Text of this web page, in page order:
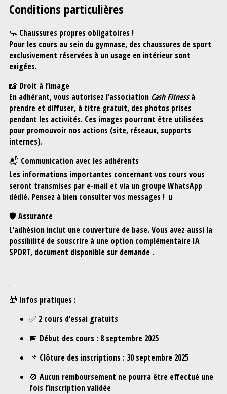
Conditions particulières
🧼 Chaussures propres obligatoires !
Pour les cours au sein du gymnase, des chaussures de sport
exclusivement réservées à un usage en intérieur sont
exigées.
📸 Droit à l’image
En adhérant, vous autorisez l’association Cash Fitnessà
prendre et diffuser, à titre gratuit, des photos prises
pendant les activités. Ces images pourront être utilisées
pour promouvoir nos actions (site, réseaux, supports
internes).
📬 Communication avec les adhérents
Les informations importantes concernant vos cours vous
seront transmises par e-mail et via un groupe WhatsApp
dédié. Pensez à bien consulter vos messages ! 📱
🛡️ Assurance
L’adhésion inclut une couverture de base. Vous avez aussi la
possibilité de souscrire à une option complémentaire IA
SPORT, document disponible sur demande .
🎁 Infos pratiques :
✅ 2 cours d’essai gratuits
📅 Début des cours : 8 septembre 2025
📌 Clôture des inscriptions : 30 septembre 2025
🚫 Aucun remboursement ne pourra être effectué une
fois l’inscription validée